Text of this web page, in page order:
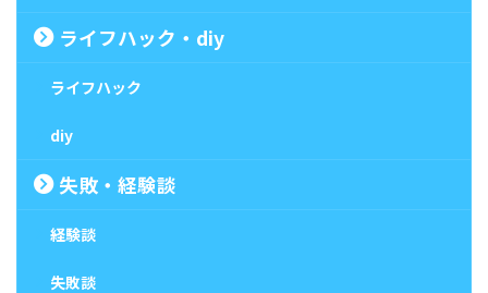
ライフハック・diy
ライフハック
diy
失敗・経験談
経験談
失敗談